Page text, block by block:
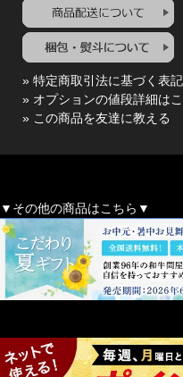
» 特定商取引法に基づく表記
» オプションの値段詳細は
» この商品を友達に教える
▼その他の商品はこちら▼